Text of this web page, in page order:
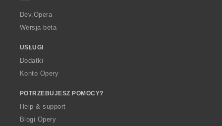
a
Dev.Opera
Wersja beta
USŁUGI
Dodatki
Konto Opery
POTRZEBUJESZ POMOCY?
Help & support
Blogi Opery